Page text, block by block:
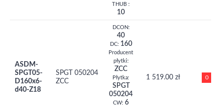
THUB :
10
ASDM-
SPGT05-
D160x6-
d40-Z18
SPGT 050204
ZCC
DCON:
40
DC: 160
Producent
płytki:
ZCC
Płytka:
SPGT
050204
CW: 6
1 519.00 zł 0